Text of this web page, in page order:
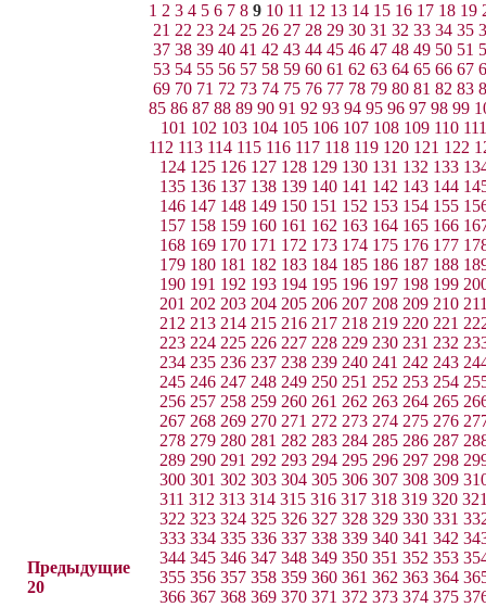
Предыдущие
20
1 2 3 4 5 6 7 8 9 10 11 12 13 14 15 16 17 18 19
21 22 23 24 25 26 27 28 29 30 31 32 33 34 35
37 38 39 40 41 42 43 44 45 46 47 48 49 50 51
53 54 55 56 57 58 59 60 61 62 63 64 65 66 67
69 70 71 72 73 74 75 76 77 78 79 80 81 82 83
85 86 87 88 89 90 91 92 93 94 95 96 97 98 99
101 102 103 104 105 106 107 108 109 110 111
112 113 114 115 116 117 118 119 120 121 122
124 125 126 127 128 129 130 131 132 133
135 136 137 138 139 140 141 142 143 144
146 147 148 149 150 151 152 153 154 155
157 158 159 160 161 162 163 164 165 166
168 169 170 171 172 173 174 175 176 177
179 180 181 182 183 184 185 186 187 188
190 191 192 193 194 195 196 197 198 199
201 202 203 204 205 206 207 208 209 210
212 213 214 215 216 217 218 219 220 221
223 224 225 226 227 228 229 230 231 232
234 235 236 237 238 239 240 241 242 243
245 246 247 248 249 250 251 252 253 254
256 257 258 259 260 261 262 263 264 265
267 268 269 270 271 272 273 274 275 276
278 279 280 281 282 283 284 285 286 287
289 290 291 292 293 294 295 296 297 298
300 301 302 303 304 305 306 307 308 309
311 312 313 314 315 316 317 318 319 320
322 323 324 325 326 327 328 329 330 331
333 334 335 336 337 338 339 340 341 342
344 345 346 347 348 349 350 351 352 353
355 356 357 358 359 360 361 362 363 364
366 367 368 369 370 371 372 373 374 375